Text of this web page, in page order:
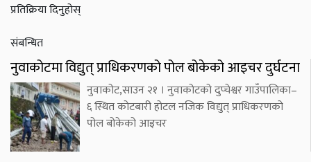
प्रतिक्रिया दिनुहोस्
संबन्धित
नुवाकोटमा विद्युत् प्राधिकरणको पोल बोकेको आइचर दुर्घटना
नुवाकोट,साउन २१ । नुवाकोटको दुप्चेश्वर गाउँपालिका–
६ स्थित कोटबारी होटल नजिक विद्युत् प्राधिकरणको
पोल बोकेको आइचर